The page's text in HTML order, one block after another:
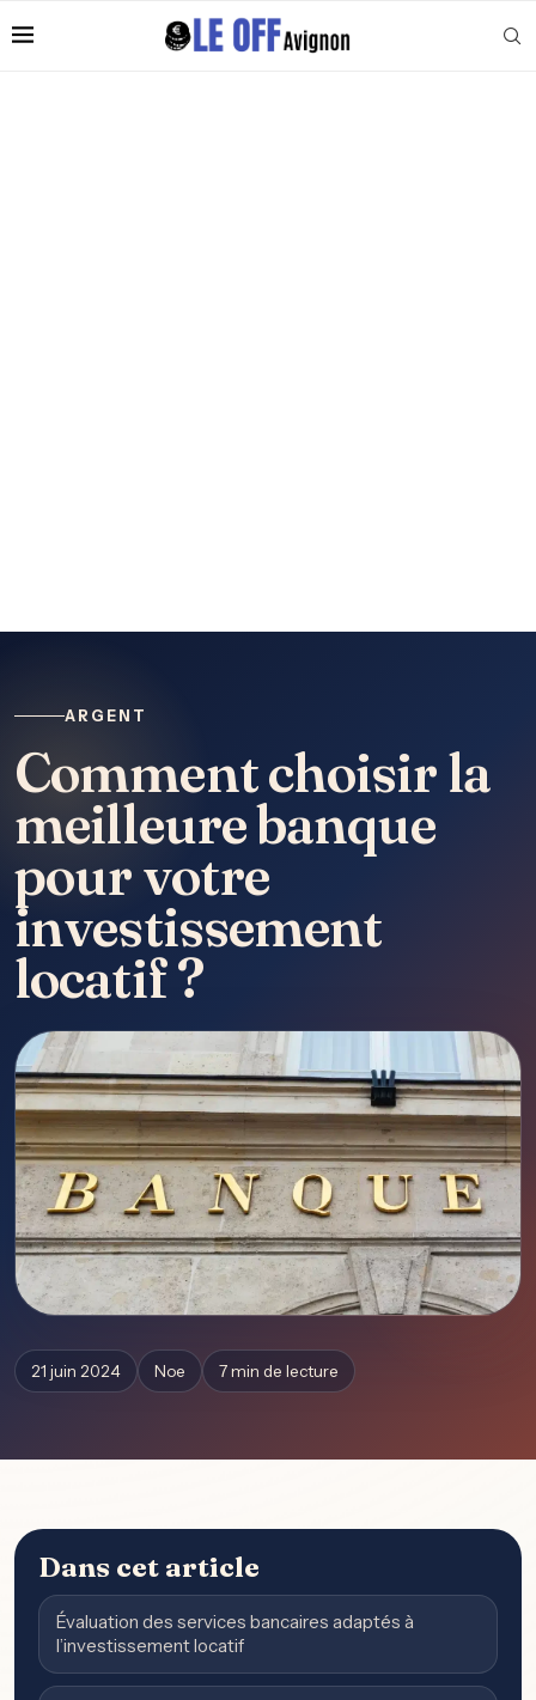
ARGENT
Comment choisir la
meilleure banque
pour votre
investissement
locatif ?
21 juin 2024 Noe 7 min de lecture
Dans cet article
Évaluation des services bancaires adaptés à
l’investissement locatif